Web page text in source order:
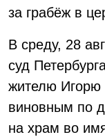
за грабёж в
В среду, 28
суд
жителю Игорю
виновным по
на храм во